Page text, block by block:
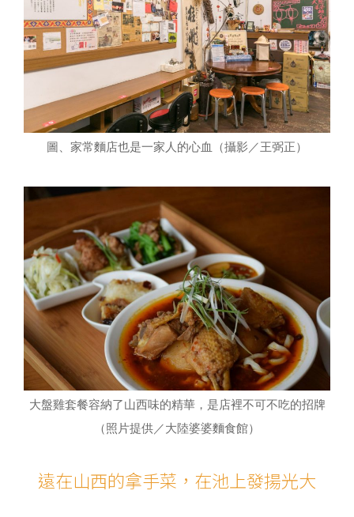
圖、家常麵店也是一家人的心血（攝影／王弼正）
大盤雞套餐容納了山西味的精華，是店裡不可不吃的招牌
（照片提供／大陸婆婆麵食館）
遠在山西的拿手菜，在池上發揚光大